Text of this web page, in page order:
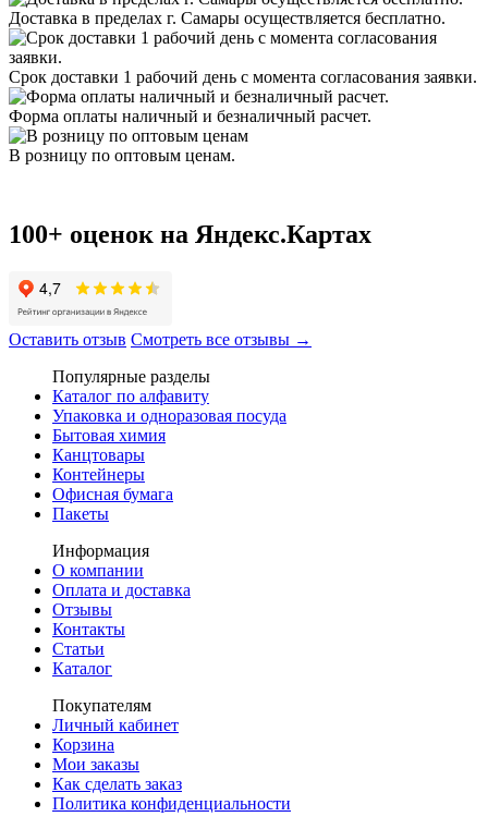
Доставка в пределах г. Самары осуществляется бесплатно.
Срок доставки 1 рабочий день с момента согласования заявки.
Форма оплаты наличный и безналичный расчет.
В розницу по оптовым ценам.
100+ оценок на Яндекс.Картах
Оставить отзыв Смотреть все отзывы →
Популярные разделы
Каталог по алфавиту
Упаковка и одноразовая посуда
Бытовая химия
Канцтовары
Контейнеры
Офисная бумага
Пакеты
Информация
О компании
Оплата и доставка
Отзывы
Контакты
Статьи
Каталог
Покупателям
Личный кабинет
Корзина
Мои заказы
Как сделать заказ
Политика конфиденциальности